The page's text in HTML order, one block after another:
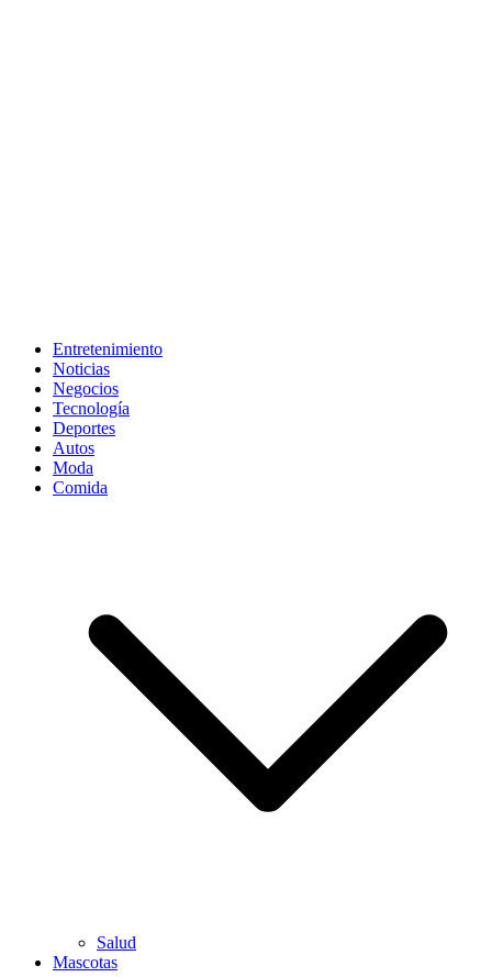
Entretenimiento
Noticias
Negocios
Tecnología
Deportes
Autos
Moda
Comida
Salud
Mascotas